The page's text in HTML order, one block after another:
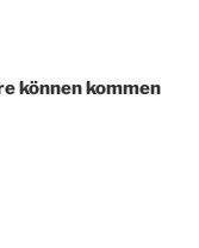
können kommen